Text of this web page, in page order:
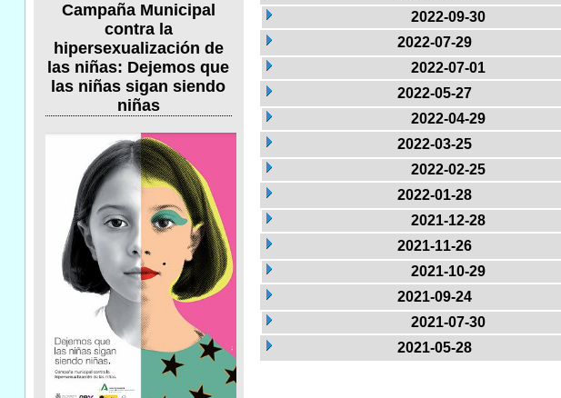
Campaña Municipal
contra la
hipersexualización de
las niñas: Dejemos que
las niñas sigan siendo
niñas
2022-09-30
2022-07-29
2022-07-01
2022-05-27
2022-04-29
2022-03-25
2022-02-25
2022-01-28
2021-12-28
2021-11-26
2021-10-29
2021-09-24
2021-07-30
2021-05-28